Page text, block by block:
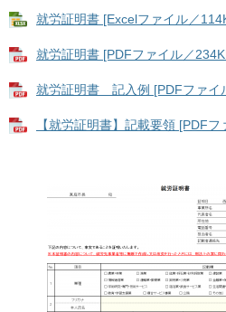
就労証明書 [Excelファイル／
就労証明書 [PDFファイル／
就労証明書 記入例 [PDFファイ
【就労証明書】記載要領 [PDF